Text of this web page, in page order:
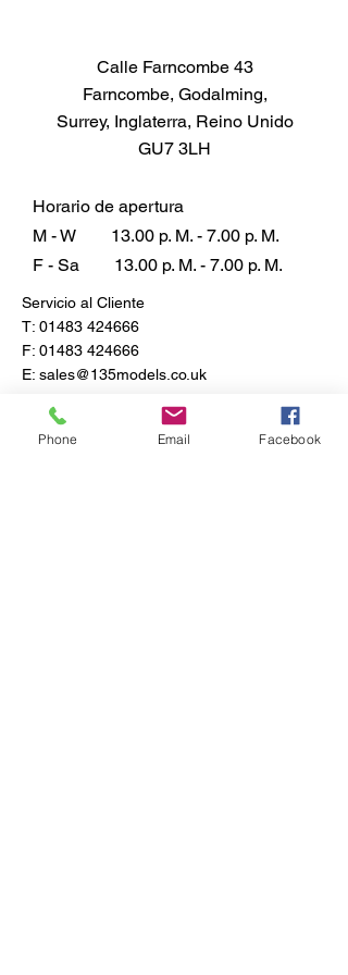
Calle Farncombe 43
Farncombe, Godalming,
Surrey, Inglaterra, Reino Unido
GU7 3LH
Horario de apertura
M - W
13.00 p. M. - 7.00 p. M.
F - Sa
13.00 p. M. - 7.00 p. M.
Servicio al Cliente
T: 01483 424666
F: 01483 424666
E: sales@135models.co.uk
Preguntas más frecuentes
Envío y devoluciones
Phone Email Facebook